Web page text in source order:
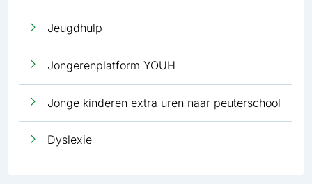
Jeugdhulp
Jongerenplatform YOUH
Jonge kinderen extra uren naar peuterschool
Dyslexie